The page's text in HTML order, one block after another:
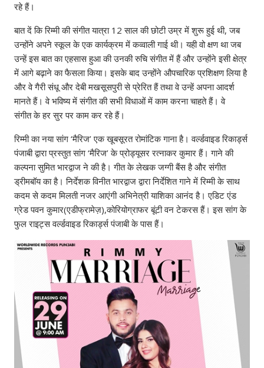
रहे हैं।
बात दें कि रिम्मी की संगीत यात्रा 12 साल की छोटी उम्र में शुरू हुई थी, जब
उन्होंने अपने स्कूल के एक कार्यक्रम में कव्वाली गाई थी। यही वो क्षण था जब
उन्हें इस बात का एहसास हुआ की उनकी रुचि संगीत में हैं और उन्होंने इसी क्षेत्र
में आगे बढ़ाने का फैसला किया। इसके बाद उन्होंने औपचारिक प्रशिक्षण लिया है
और वे गैरी संधू और देबी मखसूसपुरी से प्रेरित हैं तथा वे उन्हें अपना आदर्श
मानते हैं। वे भविष्य में संगीत की सभी विधाओं में काम करना चाहते हैं। वे
संगीत के हर सुर पर काम कर रहे हैं।
रिम्मी का नया सांग ‘मैरिज’ एक खूबसूरत रोमांटिक गाना है। वर्ल्डवाइड रिकार्ड्स
पंजाबी द्वारा प्रस्तुत सांग ‘मैरिज’ के प्रोड्यूसर रत्नाकर कुमार हैं। गाने की
कल्पना सुमित भारद्वाज ने की है। गीत के लेखक जग्गी बैंस है और संगीत
ड्रीमबॉय का है। निर्देशक विनीत भारद्वाज द्वारा निर्देशित गाने में रिम्मी के साथ
कदम से कदम मिलती नजर आएंगी अभिनेत्री याशिका आनंद है। एडिट एंड
ग्रेड पवन कुमार(एडीफ्रामेज़),कोरियोग्राफर बूंटी वन टेकरस हैं। इस सांग के
फुल राइट्स वर्ल्डवाइड रिकार्ड्स पंजाबी के पास हैं।